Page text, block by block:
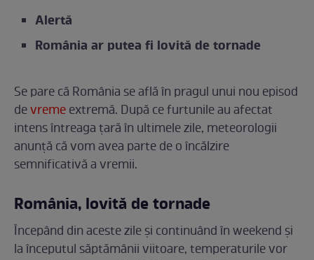
Alertă
România ar putea fi lovită de tornade
Se pare că România se află în pragul unui nou episod
devremeextremă. După ce furtunile au afectat
intens întreaga țară în ultimele zile, meteorologii
anunță că vom avea parte de o încălzire
semnificativă a vremii.
România, lovită de tornade
Începând din aceste zile și continuând în weekend și
la începutul săptămânii viitoare, temperaturile vor